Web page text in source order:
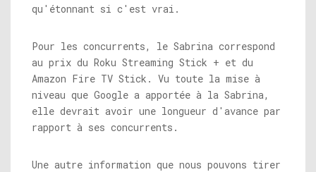
qu'étonnant si c'est vrai.
Pour les concurrents, le Sabrina correspond
au prix du Roku Streaming Stick + et du
Amazon Fire TV Stick. Vu toute la mise à
niveau que Google a apportée à la Sabrina,
elle devrait avoir une longueur d'avance par
rapport à ses concurrents.
Une autre information que nous pouvons tirer